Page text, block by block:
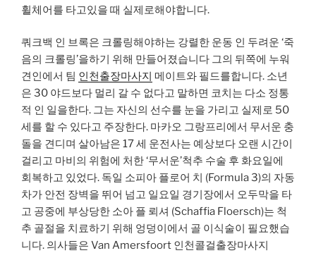
휠체어를 타고있을 때 실제로해야합니다.
쿼크백 인 브록은 크롤링해야하는 강렬한 운동 인 두려운 ‘죽
음의 크롤링’을하기 위해 만들어졌습니다 그의 뒤쪽에 누워
견인에서 팀 인천출장마사지 메이트와 필드를합니다. 소년
은 30 야드보다 멀리 갈 수 없다고 말하면 코치는 다소 정통
적 인 일을한다. 그는 자신의 선수를 눈을 가리고 실제로 50
세를 할 수 있다고 주장한다. 마카오 그랑프리에서 무서운 충
돌을 견디며 살아남은 17 세 운전사는 예상보다 오랜 시간이
걸리고 마비의 위험에 처한 ‘무서운’척추 수술 후 화요일에
회복하고 있었다. 독일 소피아 플로어 치 (Formula 3)의 자동
차가 안전 장벽을 뛰어 넘고 일요일 경기장에서 오두막을 타
고 공중에 부상당한 소아 플 뢰셔 (Schaffia Floersch)는 척
추 골절을 치료하기 위해 엉덩이에서 골 이식술이 필요했습
니다. 의사들은 Van Amersfoort 인천콜걸출장마사지